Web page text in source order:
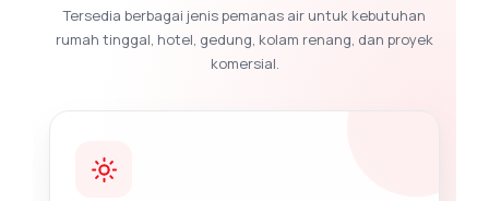
Tersedia berbagai jenis pemanas air untuk kebutuhan
rumah tinggal, hotel, gedung, kolam renang, dan proyek
komersial.